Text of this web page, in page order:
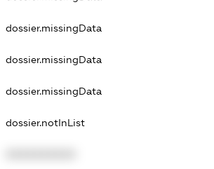
dossier.missingData
dossier.missingData
dossier.missingData
dossier.notInList